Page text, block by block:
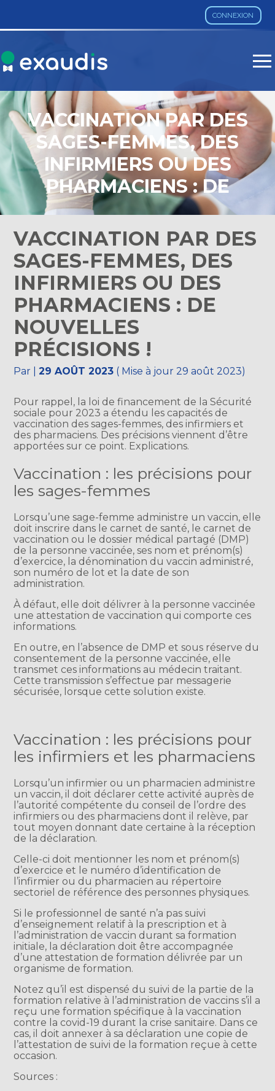
CONNEXION
Aller
VACCINATION PAR DES
SAGES-FEMMES, DES
INFIRMIERS OU DES
PHARMACIENS : DE
NOUVELLES PRÉCISIONS !
VACCINATION PAR DES
SAGES-FEMMES, DES
INFIRMIERS OU DES
PHARMACIENS : DE
NOUVELLES
PRÉCISIONS !
Par |29 AOÛT 2023 ( Mise à jour 29 août 2023)
Pour rappel, la loi de financement de la Sécurité
sociale pour 2023 a étendu les capacités de
vaccination des sages-femmes, des infirmiers et
des pharmaciens. Des précisions viennent d’être
apportées sur ce point. Explications.
Vaccination : les précisions pour
les sages-femmes
Lorsqu’une sage-femme administre un vaccin, elle
doit inscrire dans le carnet de santé, le carnet de
vaccination ou le dossier médical partagé (DMP)
de la personne vaccinée, ses nom et prénom(s)
d’exercice, la dénomination du vaccin administré,
son numéro de lot et la date de son
administration.
À défaut, elle doit délivrer à la personne vaccinée
une attestation de vaccination qui comporte ces
informations.
En outre, en l’absence de DMP et sous réserve du
consentement de la personne vaccinée, elle
transmet ces informations au médecin traitant.
Cette transmission s’effectue par messagerie
sécurisée, lorsque cette solution existe.
Vaccination : les précisions pour
les infirmiers et les pharmaciens
Lorsqu’un infirmier ou un pharmacien administre
un vaccin, il doit déclarer cette activité auprès de
l’autorité compétente du conseil de l’ordre des
infirmiers ou des pharmaciens dont il relève, par
tout moyen donnant date certaine à la réception
de la déclaration.
Celle-ci doit mentionner les nom et prénom(s)
d’exercice et le numéro d’identification de
l’infirmier ou du pharmacien au répertoire
sectoriel de référence des personnes physiques.
Si le professionnel de santé n’a pas suivi
d’enseignement relatif à la prescription et à
l’administration de vaccin durant sa formation
initiale, la déclaration doit être accompagnée
d’une attestation de formation délivrée par un
organisme de formation.
Notez qu’il est dispensé du suivi de la partie de la
formation relative à l’administration de vaccins s’il a
reçu une formation spécifique à la vaccination
contre la covid-19 durant la crise sanitaire. Dans ce
cas, il doit annexer à sa déclaration une copie de
l’attestation de suivi de la formation reçue à cette
occasion.
Sources :